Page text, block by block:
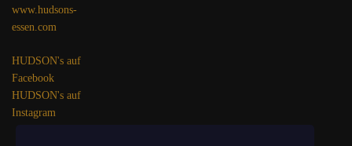
www.hudsons-
essen.com
HUDSON's auf
Facebook
HUDSON's auf
Instagram